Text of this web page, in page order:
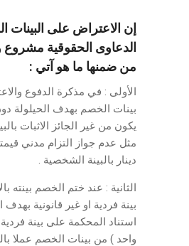
إن الاعتراض على
الدعاوى الحقوقية مشروع
من ضمنها ما هو آتي :
الأولى : في مذكرة الدفوع
بينات الخصم بهدف الحيلولة
يكون من غير الجائز الاثبات
مثل عدم جواز التزام مدني
دينار بالبينة الشخصية .
الثانية : عند ختم الخصم بينته
بينة فردية او غير قانونية بهدف
استناد المحكمة على بينة